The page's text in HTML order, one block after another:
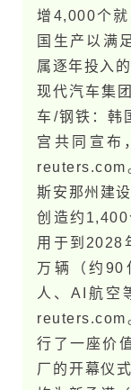
增4,000个
国生产以满
属逐年投入的
现代汽车集
车/钢铁：韩
宫共同宣布
reuters.com
斯安那州建
创造约
用于到2028
万辆（约90
人、AI航空
reuters.com
行了一座价
厂的开幕仪